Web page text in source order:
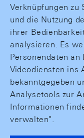
Verknüpfungen zu
und die Nutzung
ihrer
analysieren. Es
Personendaten
Videodiensten ins
bekanntgegeben
Analysetools zur
Informationen
verwalten".